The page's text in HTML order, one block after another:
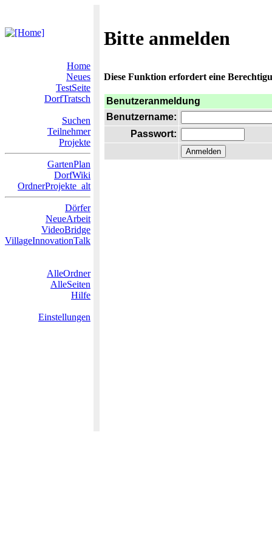
Bitte anmelden
Home
Neues
TestSeite
DorfTratsch
Suchen
Teilnehmer
Projekte
GartenPlan
DorfWiki
OrdnerProjekte_alt
Dörfer
NeueArbeit
VideoBridge
VillageInnovationTalk
AlleOrdner
AlleSeiten
Hilfe
Einstellungen
Diese Funktion erfordert eine
Benutzeranmeldung
Benutzername:
Passwort: